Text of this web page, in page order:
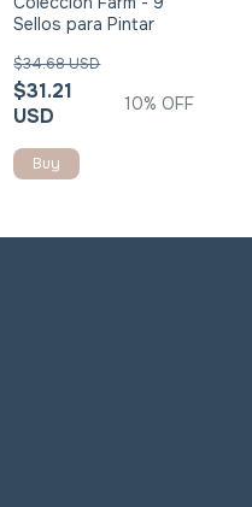
Sellos para Pintar
$31.21
USD
$34.68 USD
10% OFF